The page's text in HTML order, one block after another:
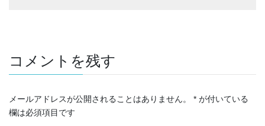
コメントを残す
メールアドレスが公開されることはありません。 * が付いている
欄は必須項目です